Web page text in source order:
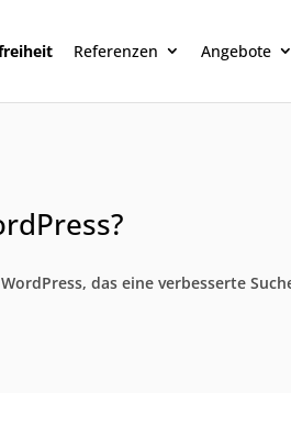
Referenzen Angebote
das eine verbesserte